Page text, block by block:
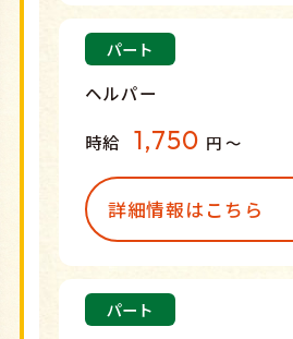
パート
ヘルパー
時給 1,750 円 〜
詳細情報はこちら
パート